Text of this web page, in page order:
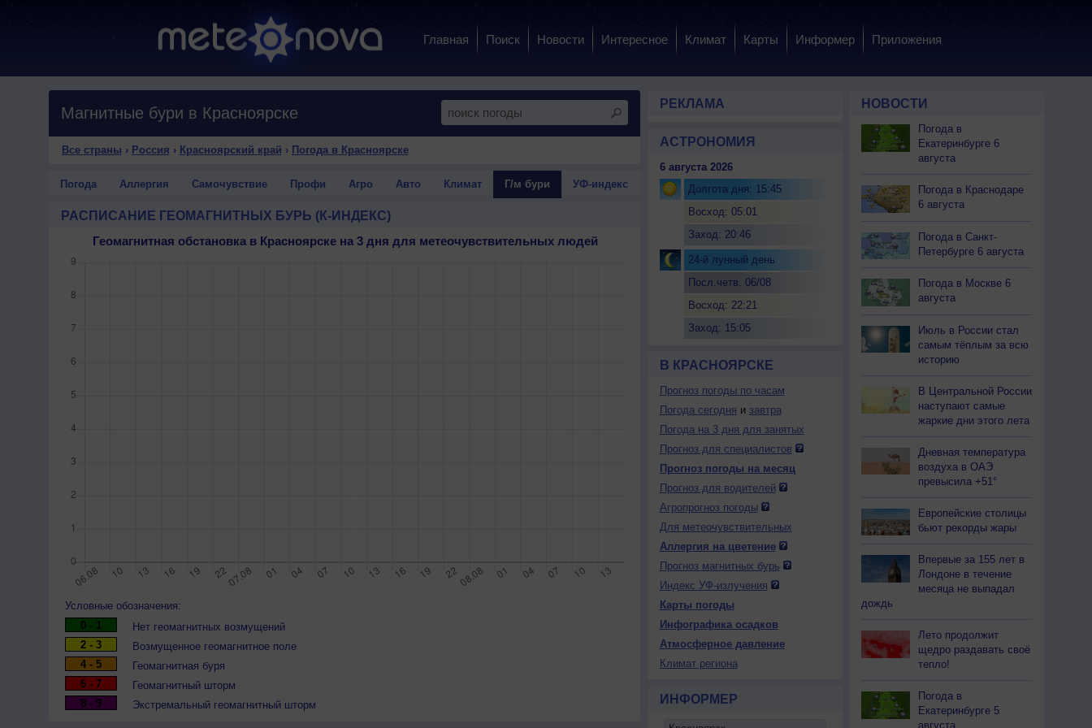
Главная Поиск Новости Интересное Климат Карты Информер Приложения
Магнитные бури в Красноярске
Все страны › Россия › Красноярский край › Погода в Красноярске
Погода Аллергия Самочувствие Профи Агро Авто Климат Г/м бури УФ-индекс
РАСПИСАНИЕ ГЕОМАГНИТНЫХ БУРЬ (К-ИНДЕКС)
Геомагнитная обстановка в Красноярске на 3 дня для метеочувствительных людей
Условные обозначения:
0 - 1
Нет геомагнитных возмущений
2 - 3
Возмущенное геомагнитное поле
4 - 5
Геомагнитная буря
6 - 7
Геомагнитный шторм
8 - 9
Экстремальный геомагнитный шторм
РЕКЛАМА
АСТРОНОМИЯ
6 августа 2026
Долгота дня: 15:45
Восход: 05:01
Заход: 20:46
24-й лунный день
Посл.четв. 06/08
Восход: 22:21
Заход: 15:05
В КРАСНОЯРСКЕ
Прогноз погоды по часам
Погода сегодня и завтра
Погода на 3 дня для занятых
Прогноз для специалистов
Прогноз погоды на месяц
Прогноз для водителей
Агропрогноз погоды
Для метеочувствительных
Аллергия на цветение
Прогноз магнитных бурь
Индекс УФ-излучения
Карты погоды
Инфографика осадков
Атмосферное давление
Климат региона
ИНФОРМЕР
НОВОСТИ
Погода в
Екатеринбурге 6
августа
Погода в Краснодаре
6 августа
Погода в Санкт-
Петербурге 6 августа
Погода в Москве 6
августа
Июль в России стал
самым тёплым за всю
историю
В Центральной России
наступают самые
жаркие дни этого лета
Дневная температура
воздуха в ОАЭ
превысила +51°
Европейские столицы
бьют рекорды жары
Впервые за 155 лет в
Лондоне в течение
месяца не выпадал
дождь
Лето продолжит
щедро раздавать своё
тепло!
Погода в
Екатеринбурге 5
августа